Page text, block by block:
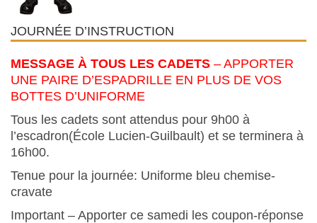
JOURNÉE D’INSTRUCTION
MESSAGE À TOUS LES CADETS – APPORTER
UNE PAIRE D’ESPADRILLE EN PLUS DE VOS
BOTTES D’UNIFORME
Tous les cadets sont attendus pour 9h00 à
l’escadron(École Lucien-Guilbault) et se terminera à
16h00.
Tenue pour la journée: Uniforme bleu chemise-
cravate
Important – Apporter ce samedi les coupon-réponse